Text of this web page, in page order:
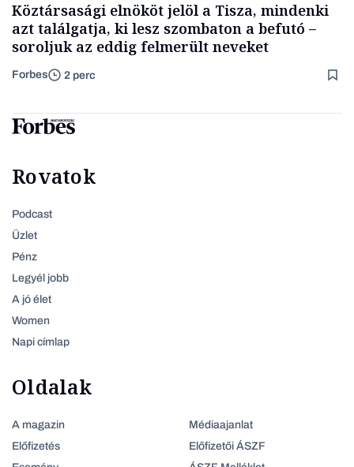
Köztársasági elnököt jelöl a Tisza, mindenki
azt találgatja, ki lesz szombaton a befutó –
soroljuk az eddig felmerült neveket
Forbes 2 perc
Rovatok
Podcast
Üzlet
Pénz
Legyél jobb
A jó élet
Women
Napi címlap
Oldalak
A magazin
Előfizetés
Médiaajanlat
Előfizetői ÁSZF